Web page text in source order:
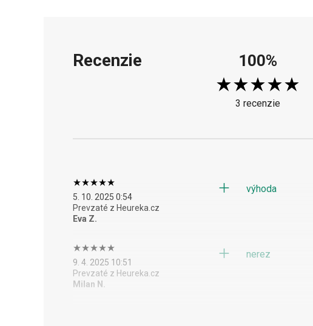
Recenzie 100%
3 recenzie
5. 10. 2025 0:54
Prevzaté z Heureka.cz
Eva Z.
výhoda
9. 4. 2025 10:51
Prevzaté z Heureka.cz
Milan N.
nerez